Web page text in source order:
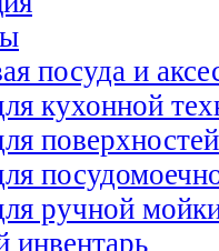
посуда и
кухонной
поверхностей
ручной
инвентарь